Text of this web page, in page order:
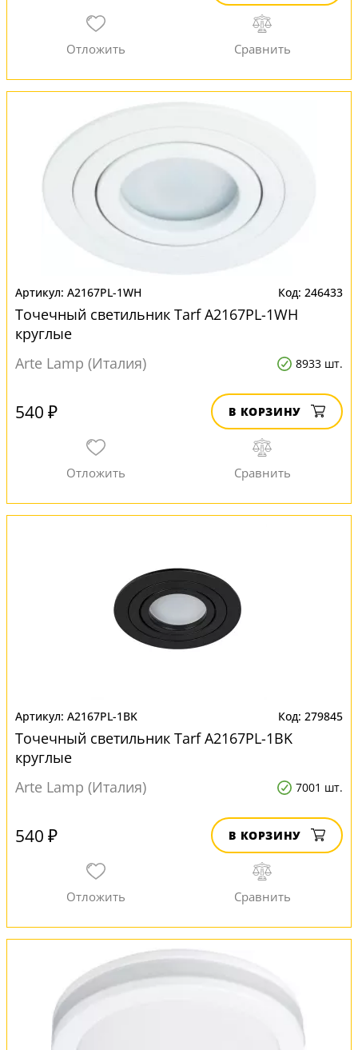
A2167PL-1WH 246433
Точечный светильник Tarf A2167PL-1WH
круглые
Arte Lamp (Италия)
8933 шт.
540 ₽ В КОРЗИНУ
A2167PL-1BK 279845
Точечный светильник Tarf A2167PL-1BK
круглые
Arte Lamp (Италия)
7001 шт.
540 ₽ В КОРЗИНУ